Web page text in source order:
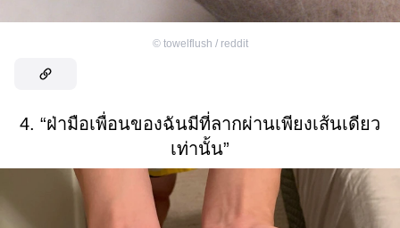
© towelflush / reddit
4. “ฝ่ามือเพื่อนของฉันมีที่ลากผ่านเพียงเส้นเดียว
เท่านั้น”